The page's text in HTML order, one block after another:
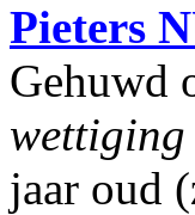
Pieters
Gehuwd
wettiging
jaar oud